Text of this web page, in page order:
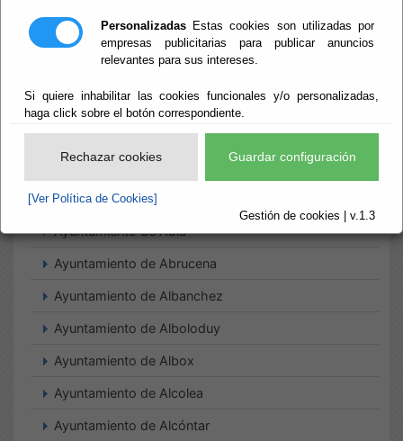
Personalizadas Estas cookies son utilizadas por
empresas publicitarias para publicar anuncios
relevantes para sus intereses.
Si quiere inhabilitar las cookies funcionales y/o personalizadas,
haga click sobre el botón correspondiente.
Rechazar cookies Guardar configuración
[Ver Política de Cookies]
Gestión de cookies | v.1.3
Tablón de
anuncios de
actualidad
Ayuntamiento de Abla
Ayuntamiento de Abrucena
Ayuntamiento de Albanchez
Ayuntamiento de Alboloduy
Ayuntamiento de Albox
Ayuntamiento de Alcolea
Ayuntamiento de Alcóntar